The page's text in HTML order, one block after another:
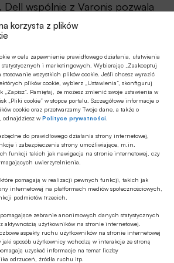
korzysta z plików
w celu zapewnienie prawidłowego działania, ułatwienia
statystycznych i marketingowych. Wybierając „Zaakceptuj
stosowanie wszystkich plików cookie. Jeśli chcesz wyrazić
plików cookie, wybierz „Ustawienia”, skonfiguruj
Pamiętaj, że możesz zmienić swoje ustawienia w
„Pliki cookie” w stopce portalu. Szczegółowe informacje o
cookie oraz przetwarzamy Twoje dane, a także o
odnajdziesz wPolityce prywatności
do prawidłowego działania strony internetowej,
i zabezpieczenia strony umożliwiające, m.in.
funkcji takich jak nawigacja na stronie internetowej, czy
uwierzytelnienia.
pomagają w realizacji pewnych funkcji, takich jak
internetowej na platformach mediów społecznościowych,
podmiotów trzecich.
zebranie anonimowych danych statystycznych
użytkowników na stronie internetowej.
aspekty ruchu użytkowników na stronie internetowej
jaki sposób użytkownicy wchodzą w interakcje ze stroną
uzyskać informacje na temat liczby
odrzuceń, źródła ruchu itp.
Dell wspólnie z Varonis pozwala
wdrożenie i egzekwowanie
jakim jest Zero Trust.
konieczna, jeśli mamy setki lub
i miliony współdzielonych
platformami w naszym
w chmurze. Nakłada to
wrażliwych
zarówno lokalnie, jak i w ramach
Pozwala ograniczyć
się błędu człowieka
audytowania
użytkowników. Bazując
system pozwala